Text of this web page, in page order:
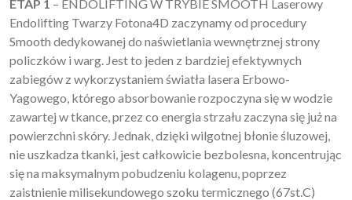
ETAP 1 – ENDOLIFTING W TRYBIE SMOOTH Laserowy
Endolifting Twarzy Fotona4D zaczynamy od procedury
Smooth dedykowanej do naświetlania wewnętrznej strony
policzków i warg. Jest to jeden z bardziej efektywnych
zabiegów z wykorzystaniem światła lasera Erbowo-
Yagowego, którego absorbowanie rozpoczyna się w wodzie
zawartej w tkance, przez co energia strzału zaczyna się już na
powierzchni skóry. Jednak, dzięki wilgotnej błonie śluzowej,
nie uszkadza tkanki, jest całkowicie bezbolesna, koncentrując
się na maksymalnym pobudzeniu kolagenu, poprzez
zaistnienie milisekundowego szoku termicznego (67st.C)